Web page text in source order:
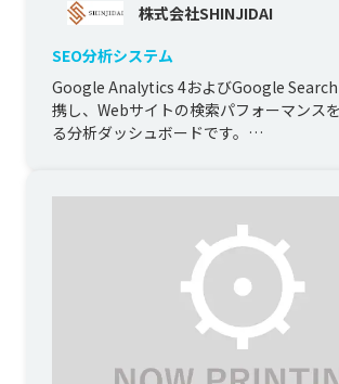
株式会社SHINJIDAI
SEO分析システム
Google Analytics 4およびGoogle
携し、Webサイトの検索パフォーマンス
る分析ダッシュボードです。